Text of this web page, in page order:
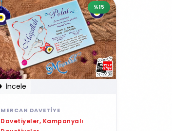
İncele
%15
MERCAN DAVETIYE
Davetiyeler, Kampanyalı